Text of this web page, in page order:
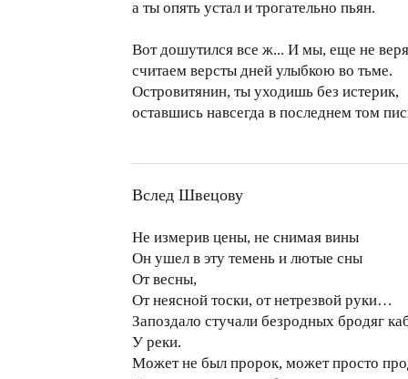
а ты опять устал и трогательно пьян.
Вот дошутился все ж... И мы, еще не
считаем версты дней улыбкою во тьме.
Островитянин, ты уходишь без истерик,
оставшись навсегда в последнем том
Вслед Швецову
Не измерив цены, не снимая вины
Он ушел в эту темень и лютые сны
От весны,
От неясной тоски, от нетрезвой руки…
Запоздало стучали безродных бродяг
У реки.
Может не был пророк, может просто